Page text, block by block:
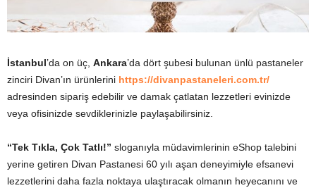
İstanbul’da on üç, Ankara’da dört şubesi bulunan ünlü pastaneler
zinciri Divan’ın ürünlerini https://divanpastaneleri.com.tr/
adresinden sipariş edebilir ve damak çatlatan lezzetleri evinizde
veya ofisinizde sevdiklerinizle paylaşabilirsiniz.
“Tek Tıkla, Çok Tatlı!” sloganıyla müdavimlerinin eShop talebini
yerine getiren Divan Pastanesi 60 yılı aşan deneyimiyle efsanevi
lezzetlerini daha fazla noktaya ulaştıracak olmanın heyecanını ve